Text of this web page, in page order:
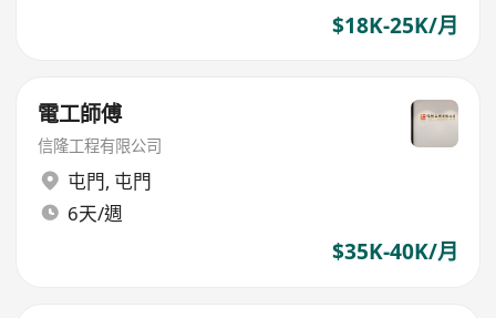
$18K-25K/月
電工師傅
信隆工程有限公司
屯門, 屯門
6天/週
$35K-40K/月